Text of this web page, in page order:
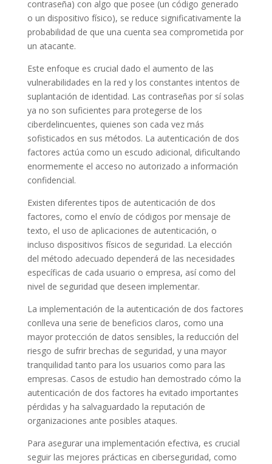
contraseña) con algo que posee (un código generado
o un dispositivo físico), se reduce significativamente la
probabilidad de que una cuenta sea comprometida por
un atacante.
Este enfoque es crucial dado el aumento de las
vulnerabilidades en la red y los constantes intentos de
suplantación de identidad. Las contraseñas por sí solas
ya no son suficientes para protegerse de los
ciberdelincuentes, quienes son cada vez más
sofisticados en sus métodos. La autenticación de dos
factores actúa como un escudo adicional, dificultando
enormemente el acceso no autorizado a información
confidencial.
Existen diferentes tipos de autenticación de dos
factores, como el envío de códigos por mensaje de
texto, el uso de aplicaciones de autenticación, o
incluso dispositivos físicos de seguridad. La elección
del método adecuado dependerá de las necesidades
específicas de cada usuario o empresa, así como del
nivel de seguridad que deseen implementar.
La implementación de la autenticación de dos factores
conlleva una serie de beneficios claros, como una
mayor protección de datos sensibles, la reducción del
riesgo de sufrir brechas de seguridad, y una mayor
tranquilidad tanto para los usuarios como para las
empresas. Casos de estudio han demostrado cómo la
autenticación de dos factores ha evitado importantes
pérdidas y ha salvaguardado la reputación de
organizaciones ante posibles ataques.
Para asegurar una implementación efectiva, es crucial
seguir las mejores prácticas en ciberseguridad, como